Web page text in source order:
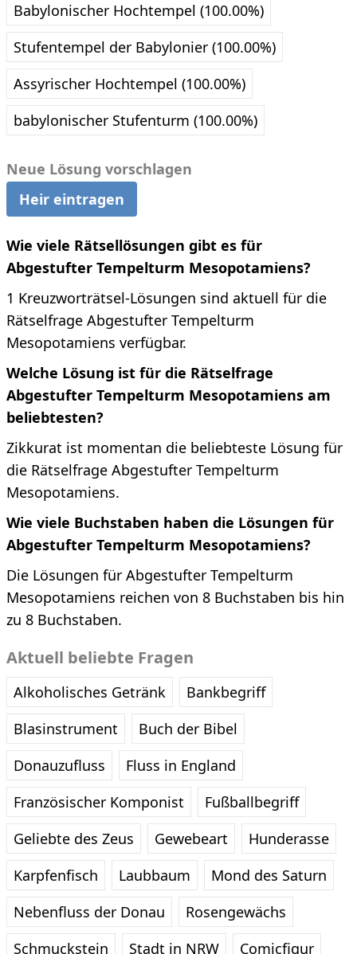
Babylonischer Hochtempel (100.00%)
Stufentempel der Babylonier (100.00%)
Assyrischer Hochtempel (100.00%)
babylonischer Stufenturm (100.00%)
Neue Lösung vorschlagen
Heir eintragen
Wie viele Rätsellösungen gibt es für
Abgestufter Tempelturm Mesopotamiens?
1 Kreuzworträtsel-Lösungen sind aktuell für die
Rätselfrage Abgestufter Tempelturm
Mesopotamiens verfügbar.
Welche Lösung ist für die Rätselfrage
Abgestufter Tempelturm Mesopotamiens am
beliebtesten?
Zikkurat ist momentan die beliebteste Lösung für
die Rätselfrage Abgestufter Tempelturm
Mesopotamiens.
Wie viele Buchstaben haben die Lösungen für
Abgestufter Tempelturm Mesopotamiens?
Die Lösungen für Abgestufter Tempelturm
Mesopotamiens reichen von 8 Buchstaben bis hin
zu 8 Buchstaben.
Aktuell beliebte Fragen
Alkoholisches Getränk
Bankbegriff
Blasinstrument
Buch der Bibel
Donauzufluss
Fluss in England
Französischer Komponist
Fußballbegriff
Geliebte des Zeus
Gewebeart
Hunderasse
Karpfenfisch
Laubbaum
Mond des Saturn
Nebenfluss der Donau
Rosengewächs
Schmuckstein
Stadt in NRW Comicfigur